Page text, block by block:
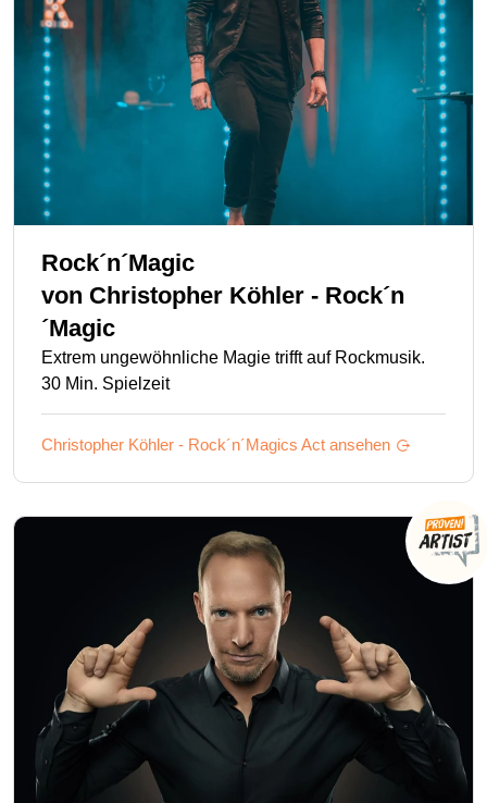
Rock´n´Magic
von Christopher Köhler - Rock´n
´Magic
Extrem ungewöhnliche Magie trifft auf Rockmusik.
30 Min. Spielzeit
Christopher Köhler - Rock´n´Magics Act ansehen